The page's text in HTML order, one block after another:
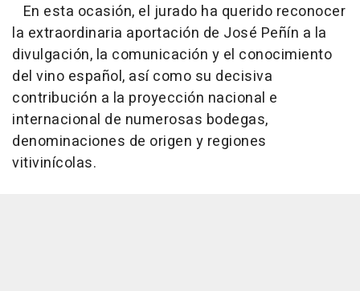
En esta ocasión, el jurado ha querido reconocer
la extraordinaria aportación de José Peñín a la
divulgación, la comunicación y el conocimiento
del vino español, así como su decisiva
contribución a la proyección nacional e
internacional de numerosas bodegas,
denominaciones de origen y regiones
vitivinícolas.